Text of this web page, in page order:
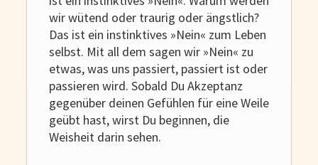
wir wütend oder traurig oder ängstlich?
Das ist ein instinktives »Nein« zum Leben
selbst. Mit all dem sagen wir »Nein« zu
etwas, was uns passiert, passiert ist oder
passieren wird. Sobald Du Akzeptanz
gegenüber deinen Gefühlen für eine Weile
geübt hast, wirst Du beginnen, die
Weisheit darin sehen.